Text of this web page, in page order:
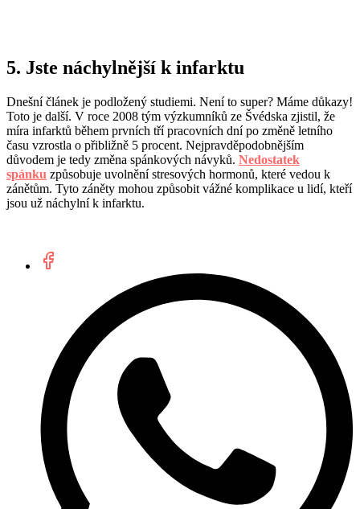
5. Jste náchylnější k infarktu
Dnešní článek je podložený studiemi. Není to super? Máme důkazy!
Toto je další. V roce 2008 tým výzkumníků ze Švédska zjistil, že
míra infarktů během prvních tří pracovních dní po změně letního
času vzrostla o přibližně 5 procent. Nejpravděpodobnějším
důvodem je tedy změna spánkových návyků. Nedostatek
spánku způsobuje uvolnění stresových hormonů, které vedou k
zánětům. Tyto záněty mohou způsobit vážné komplikace u lidí, kteří
jsou už náchylní k infarktu.